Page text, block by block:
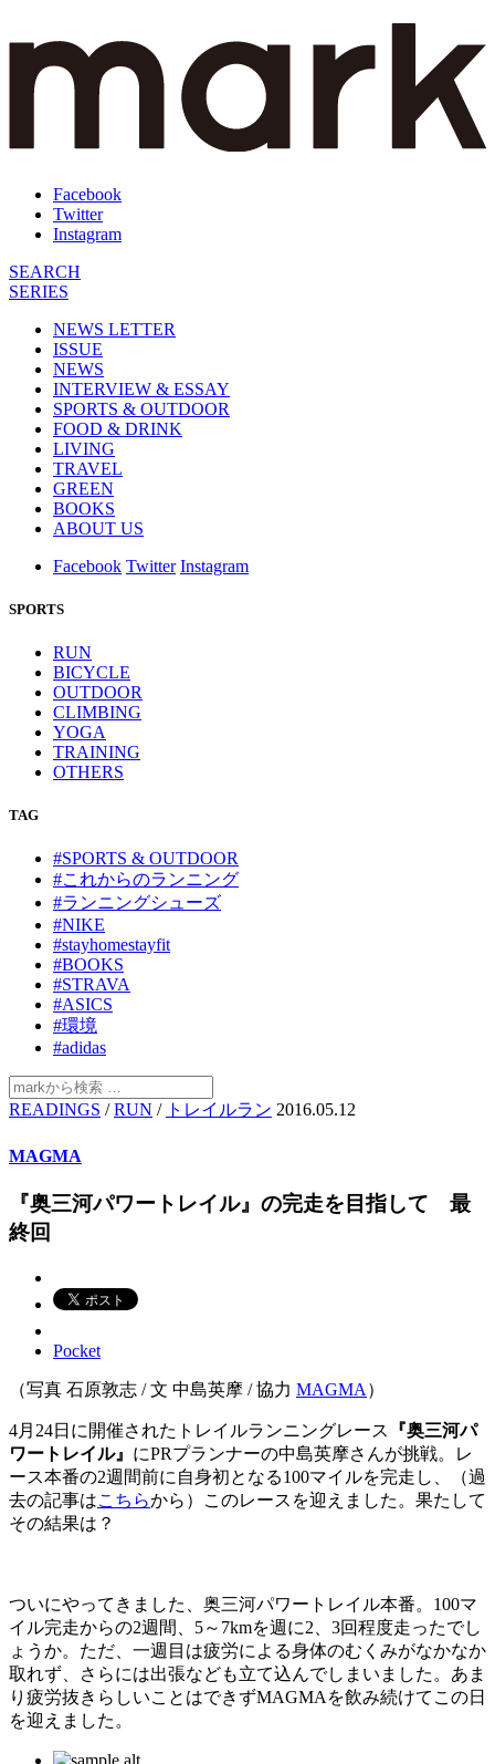
Facebook
Twitter
Instagram
SEARCH
SERIES
NEWS LETTER
ISSUE
NEWS
INTERVIEW & ESSAY
SPORTS & OUTDOOR
FOOD & DRINK
LIVING
TRAVEL
GREEN
BOOKS
ABOUT US
Facebook Twitter Instagram
SPORTS
RUN
BICYCLE
OUTDOOR
CLIMBING
YOGA
TRAINING
OTHERS
TAG
#SPORTS & OUTDOOR
#これからのランニング
#ランニングシューズ
#NIKE
#stayhomestayfit
#BOOKS
#STRAVA
#ASICS
#環境
#adidas
READINGS /RUN / トレイルラン 2016.05.12
MAGMA
『奥三河パワートレイル』の完走を目指して 最
終回
Pocket
（写真 石原敦志 / 文 中島英摩 / 協力 MAGMA ）
4月24日に開催されたトレイルランニングレース
『奥三河パ
ワートレイル』 にPRプランナーの中島英摩さんが挑戦。レ
ース本番の2週間前に自身初となる100マイルを完走し、（過
去の記事はこちらから）このレースを迎えました。果たして
その結果は？
ついにやってきました、奥三河パワートレイル本番。100マ
イル完走からの2週間、5～7kmを週に2、3回程度走ったでし
ょうか。ただ、一週目は疲労による身体のむくみがなかなか
取れず、さらには出張なども立て込んでしまいました。あま
り疲労抜きらしいことはできずMAGMAを飲み続けてこの日
を迎えました。